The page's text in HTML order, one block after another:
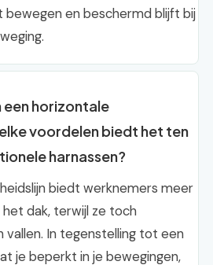
bewegen en beschermd blijft bij
een horizontale
voordelen biedt het ten
harnassen?
biedt werknemers meer
dak, terwijl ze toch
vallen. In tegenstelling tot een
je beperkt in je bewegingen,